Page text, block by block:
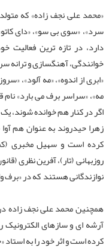
سرد»، «سوی بی سو»، «دای
دارد، در تازه ترین فعالیت
خوانندگی، آهنگسازی و ترانه
«ابری از اندوه»، «مه آلود»،
مه»، «سراسر برف می بارد»
اگر در کنار هم خوانده شوند،
زهرا حیدروند به عنوان هم
کرده است و سهیل مخبری
روزبهانی (تار)، آفرین نظری
نوازندگانی هستند که در «برف
همچنین محمد علی نجف زاده
آرشه ای و سازهای
کرده است و اثر خود را به